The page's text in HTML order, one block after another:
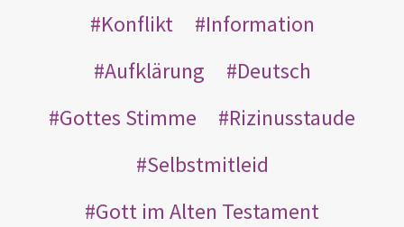
Konflikt
Information
Aufklärung
Deutsch
Gottes Stimme
Rizinusstaude
Selbstmitleid
Gott im Alten Testament